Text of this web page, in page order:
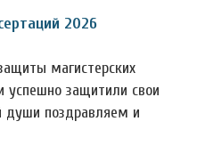
2026
магистерских
успешно защитили свои
души поздравляем и